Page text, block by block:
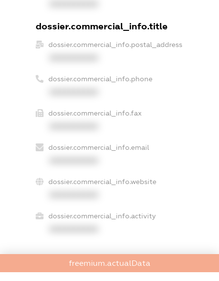
dossier.commercial_info.title
dossier.commercial_info.postal_address
dossier.commercial_info.phone
dossier.commercial_info.fax
dossier.commercial_info.email
dossier.commercial_info.website
dossier.commercial_info.activity
freemium.exampleText_1
freemium.actualData